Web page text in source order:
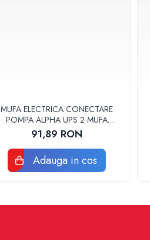
MUFA ELECTRICA CONECTARE
POMPA ALPHA UPS 2 MUFA
ELECTRICA GRUNDFOS
91,89 RON
Adauga in cos